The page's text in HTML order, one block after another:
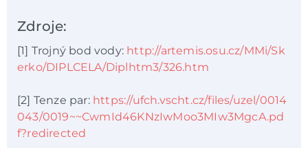
Zdroje:
[1] Trojný bod vody: http://artemis.osu.cz/MMi/Sk
erko/DIPLCELA/Diplhtm3/326.htm
[2] Tenze par: https://ufch.vscht.cz/files/uzel/0014
043/0019~~CwmId46KNzIwMoo3MIw3MgcA.pd
f?redirected